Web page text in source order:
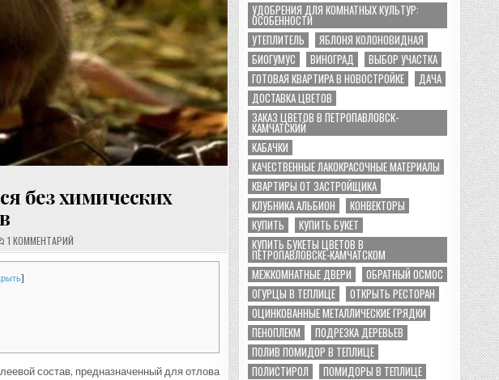
без химических
1 КОММЕНТАРИЙ
ЗАПИСИ
ОТ
]
состав, предназначенный для отлова
УДОБРЕНИЯ ДЛЯ КОМНАТНЫХ КУЛЬТУР:
ОСОБЕННОСТИ
УТЕПЛИТЕЛЬ
ЯБЛОНЯ КОЛОНОВИДНАЯ
БИОГУМУС
ВИНОГРАД
ВЫБОР УЧАСТКА
ГОТОВАЯ КВАРТИРА В НОВОСТРОЙКЕ
ДАЧА
ДОСТАВКА ЦВЕТОВ
ЗАКАЗ ЦВЕТОВ В ПЕТРОПАВЛОВСК-
КАМЧАТСКИЙ
КАБАЧКИ
КАЧЕСТВЕННЫЕ ЛАКОКРАСОЧНЫЕ МАТЕРИАЛЫ
КВАРТИРЫ ОТ ЗАСТРОЙЩИКА
КЛУБНИКА АЛЬБИОН
КОНВЕКТОРЫ
КУПИТЬ
КУПИТЬ БУКЕТ
КУПИТЬ БУКЕТЫ ЦВЕТОВ В
ПЕТРОПАВЛОВСКЕ-КАМЧАТСКОМ
МЕЖКОМНАТНЫЕ ДВЕРИ
ОБРАТНЫЙ ОСМОС
ОГУРЦЫ В ТЕПЛИЦЕ
ОТКРЫТЬ РЕСТОРАН
ОЦИНКОВАННЫЕ МЕТАЛЛИЧЕСКИЕ ГРЯДКИ
ПЕНОПЛЕКМ
ПОДРЕЗКА ДЕРЕВЬЕВ
ПОЛИВ ПОМИДОР В ТЕПЛИЦЕ
ПОЛИСТИРОЛ
ПОМИДОРЫ В ТЕПЛИЦЕ